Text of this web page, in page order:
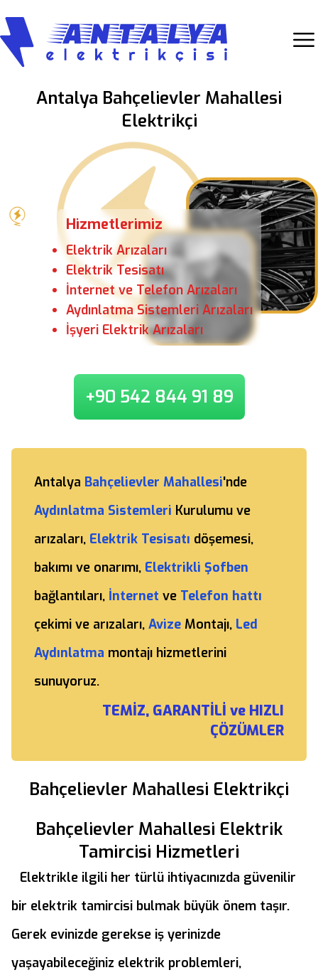
Antalya Bahçelievler Mahallesi
Elektrikçi
Hizmetlerimiz
Elektrik Arızaları
Elektrik Tesisatı
İnternet ve Telefon Arızaları
Aydınlatma Sistemleri Arızaları
İşyeri Elektrik Arızaları
+90 542 844 91 89
Antalya Bahçelievler Mahallesi'nde
Aydınlatma Sistemleri Kurulumu ve
arızaları, Elektrik Tesisatı döşemesi,
bakımı ve onarımı, Elektrikli Şofben
bağlantıları, İnternet ve Telefon hattı
çekimi ve arızaları, Avize Montajı, Led
Aydınlatma montajı hizmetlerini
sunuyoruz.
TEMİZ, GARANTİLİ ve HIZLI
ÇÖZÜMLER
Bahçelievler Mahallesi Elektrikçi
Bahçelievler Mahallesi Elektrik
Tamircisi Hizmetleri
Elektrikle ilgili her türlü ihtiyacınızda güvenilir
bir elektrik tamircisi bulmak büyük önem taşır.
Gerek evinizde gerekse iş yerinizde
yaşayabileceğiniz elektrik problemleri,